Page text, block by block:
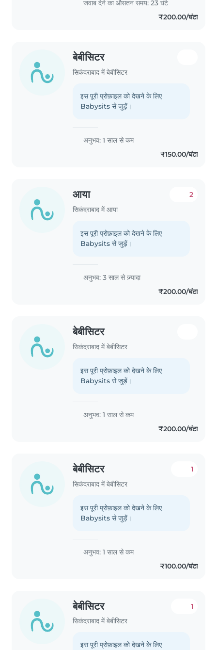
जवाब देने का औसतन समय: 23 घंटे
₹200.00/घंटा
बेबीसिटर
सिकंदराबाद में बेबीसिटर
इस पूरी प्रोफ़ाइल को देखने के लिए
Babysits से जुड़ें।
अनुभव: 1 साल से कम
₹150.00/घंटा
आया
सिकंदराबाद में आया
2
इस पूरी प्रोफ़ाइल को देखने के लिए
Babysits से जुड़ें।
अनुभव: 3 साल से ज़्यादा
₹200.00/घंटा
बेबीसिटर
सिकंदराबाद में बेबीसिटर
इस पूरी प्रोफ़ाइल को देखने के लिए
Babysits से जुड़ें।
अनुभव: 1 साल से कम
₹200.00/घंटा
बेबीसिटर
सिकंदराबाद में बेबीसिटर
1
इस पूरी प्रोफ़ाइल को देखने के लिए
Babysits से जुड़ें।
अनुभव: 1 साल से कम
₹100.00/घंटा
बेबीसिटर
सिकंदराबाद में बेबीसिटर
1
इस पूरी प्रोफ़ाइल को देखने के लिए